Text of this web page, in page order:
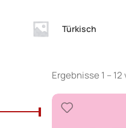
Türkisch
Ergebnisse 1 –